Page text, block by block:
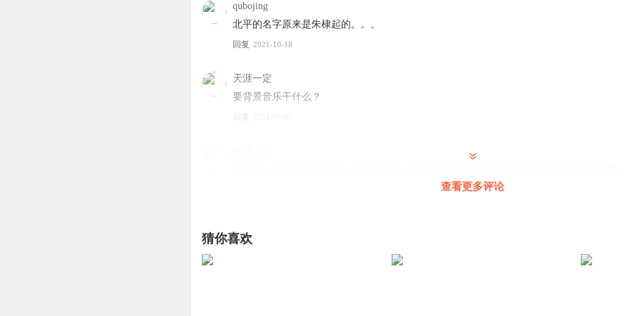
qubojing
北平的名字原来是朱棣起的。。。
回复 2021-10-18
天涯一定
要背景音乐干什么？
回复
北京 是 北方的京城
查看更多评论
猜你喜欢